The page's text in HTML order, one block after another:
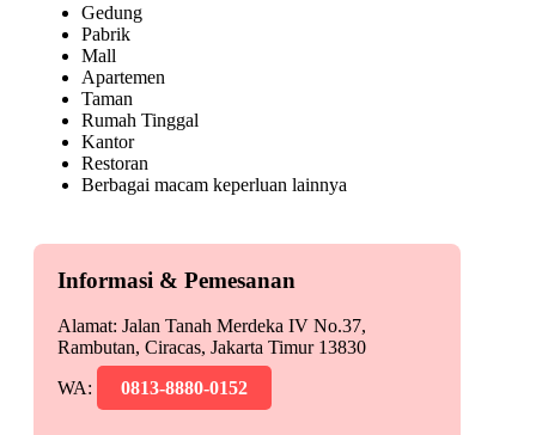
Gedung
Pabrik
Mall
Apartemen
Taman
Rumah Tinggal
Kantor
Restoran
Berbagai macam keperluan lainnya
Informasi & Pemesanan
Alamat: Jalan Tanah Merdeka IV No.37,
Rambutan, Ciracas, Jakarta Timur 13830
WA:
0813-8880-0152